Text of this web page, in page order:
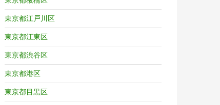
東京都江戸川区
東京都江東区
東京都渋谷区
東京都港区
東京都目黒区